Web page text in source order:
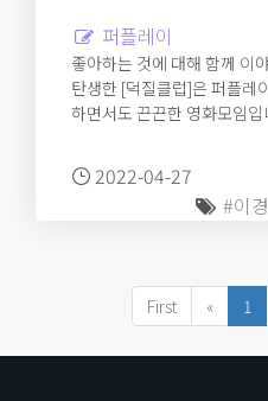
퍼플레이
좋아하는 것에 대해 함께 이
탄생한 [덕질클럽]은 퍼플레
하면서도 끈끈한 영화모임입
람들과 나누는 영화, 감독,
요. 2022-04-27
#이
First « 1